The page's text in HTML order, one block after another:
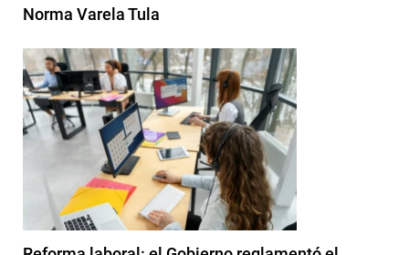
Norma Varela Tula